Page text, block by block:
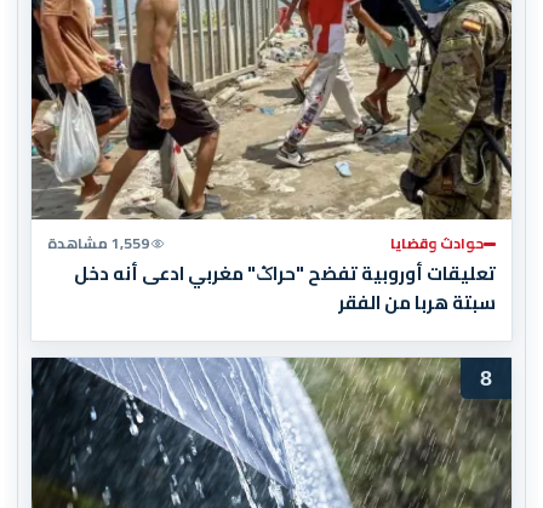
حوادث وقضايا 1,559 مشاهدة
تعليقات أوروبية تفضح "حراݣ" مغربي ادعى أنه دخل
سبتة هربا من الفقر
8